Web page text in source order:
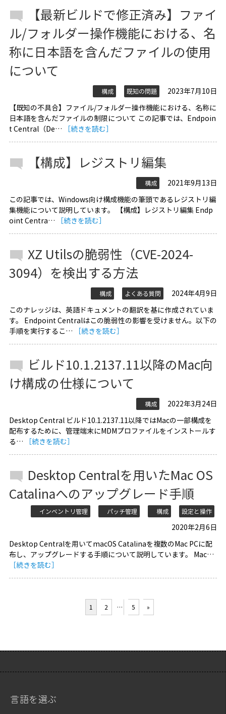
【最新ビルドで修正済み】ファイ
ル/フォルダー操作機能における、名
称に日本語を含んだファイルの使用
について
構成 既知の問題
2023年7月10日
【既知の不具合】ファイル/フォルダー操作機能における、名称に
日本語を含んだファイルの制限について この記事では、Endpoin
t Central（De…
［続きを読む］
【構成】レジストリ編集
構成
2021年9月13日
この記事では、Windows向け構成機能の筆頭であるレジストリ編
集機能について説明しています。 【構成】レジストリ編集 Endp
oint Centra…
［続きを読む］
XZ Utilsの脆弱性（CVE-2024-
3094）を検出する方法
構成 よくある質問
2024年4月9日
このナレッジは、英語ドキュメントの翻訳を基に作成されていま
す。 Endpoint Centralはこの脆弱性の影響を受けません。以下の
手順を実行するこ…
［続きを読む］
ビルド10.1.2137.11以降のMac向
け構成の仕様について
構成
2022年3月24日
Desktop Central ビルド10.1.2137.11以降ではMacの一部構成を
配布するために、管理端末にMDMプロファイルをインストールす
る…
［続きを読む］
Desktop Centralを用いたMac OS
Catalinaへのアップグレード手順
インベントリ管理 パッチ管理 構成 設定と操作
2020年2月6日
Desktop Centralを用いてmacOS Catalinaを複数のMac PCに配
布し、アップグレードする手順について説明しています。 Mac…
［続きを読む］
1 2 … 5 »
言語を選ぶ